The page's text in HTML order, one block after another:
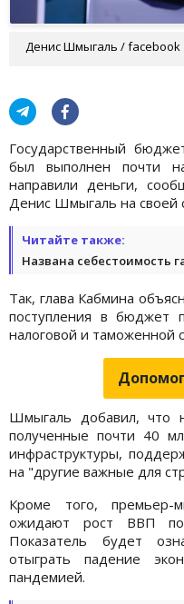
Денис Шмыгаль / facebook
Государственный
был выполнен почти
направили деньги,
Денис Шмыгаль на своей
Читайте также:
Названа себестоимость
Так, глава Кабмина
поступления в бюджет
налоговой и таможенной
Шмыгаль добавил, что
полученные почти 40
инфраструктуры,
на "другие важные для
Кроме того, премьер-
ожидают рост ВВП
Показатель будет
отыграть падение
пандемией.